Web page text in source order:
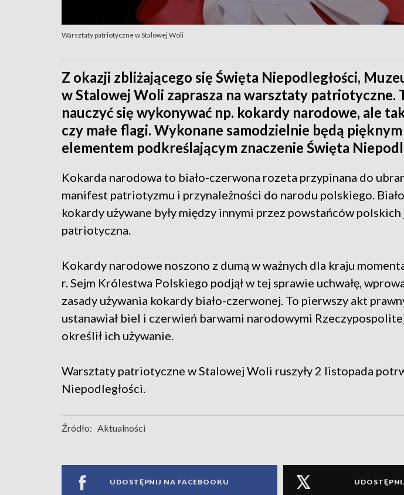
Warsztaty patriotyczne w Stalowej Woli
Z okazji zbliżającego się Święta Niepodległości,
w Stalowej Woli zaprasza na warsztaty patriotyczne.
nauczyć się wykonywać np. kokardy narodowe, ale
czy małe flagi. Wykonane samodzielnie będą
elementem podkreślającym znaczenie Święta
Kokarda narodowa to biało-czerwona rozeta przypinana do
manifest patriotyzmu i przynależności do narodu polskiego.
kokardy używane były między innymi przez powstańców
patriotyczna.
Kokardy narodowe noszono z dumą w ważnych dla kraju
r. Sejm Królestwa Polskiego podjął w tej sprawie uchwałę,
zasady używania kokardy biało-czerwonej. To pierwszy akt
ustanawiał biel i czerwień barwami narodowymi
określił ich używanie.
Warsztaty patriotyczne w Stalowej Woli ruszyły 2 listopada
Niepodległości.
Źródło: Aktualności
UDOSTĘPNIJ NA FACEBOOKU